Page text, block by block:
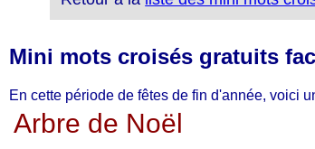
Mini mots croisés gratuits
En cette période de fêtes de fin d'année, voici
Arbre de Noël